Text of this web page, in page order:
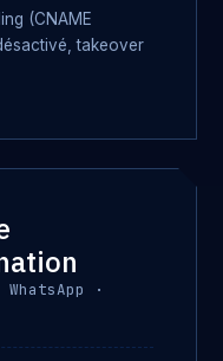
(CNAME
takeover
·